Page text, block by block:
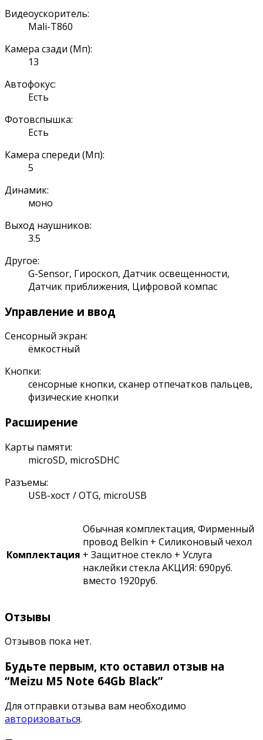
Видеоускоритель:
Mali-T860
Камера сзади (Мп):
13
Автофокус:
Есть
Фотовспышка:
Есть
Камера спереди (Мп):
5
Динамик:
моно
Выход наушников:
3.5
Другое:
G-Sensor, Гироскоп, Датчик освещенности,
Датчик приближения, Цифровой компас
Управление и ввод
Сенсорный экран:
ёмкостный
Кнопки:
сенсорные кнопки, сканер отпечатков пальцев,
физические кнопки
Расширение
Карты памяти:
microSD, microSDHC
Разъемы:
USB-хост / OTG, microUSB
Комплектация
Обычная комплектация, Фирменный
провод Belkin + Силиконовый чехол
+ Защитное стекло + Услуга
наклейки стекла АКЦИЯ: 690руб.
вместо 1920руб.
Отзывы
Отзывов пока нет.
Будьте первым, кто оставил отзыв на
“Meizu M5 Note 64Gb Black”
Для отправки отзыва вам необходимо
авторизоваться.